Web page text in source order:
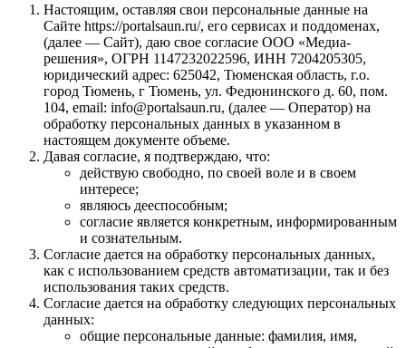
Настоящим, оставляя свои персональные данные на
Сайте https://portalsaun.ru/, его сервисах и поддоменах,
(далее — Сайт), даю свое согласие ООО «Медиа-
решения», ОГРН 1147232022596, ИНН 7204205305,
юридический адрес: 625042, Тюменская область, г.о.
город Тюмень, г Тюмень, ул. Федюнинского д. 60, пом.
104, email: info@portalsaun.ru, (далее — Оператор) на
обработку персональных данных в указанном в
настоящем документе объеме.
Давая согласие, я подтверждаю, что:
действую свободно, по своей воле и в своем
интересе;
являюсь дееспособным;
согласие является конкретным, информированным
и сознательным.
Согласие дается на обработку персональных данных,
как с использованием средств автоматизации, так и без
использования таких средств.
Согласие дается на обработку следующих персональных
данных:
общие персональные данные: фамилия, имя,